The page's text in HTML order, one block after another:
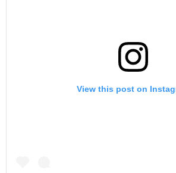
View this post on